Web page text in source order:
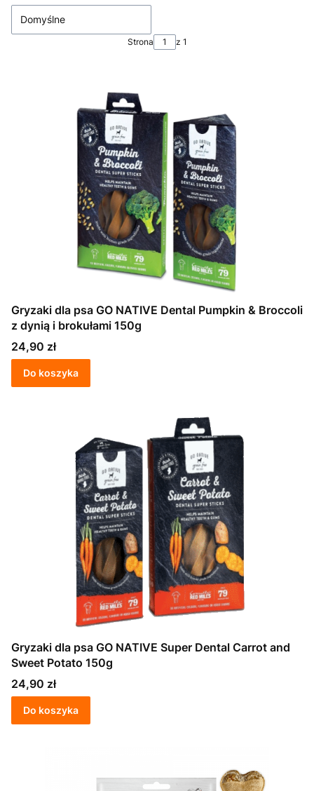
Domyślne
Strona z 1
Gryzaki dla psa GO NATIVE Dental Pumpkin & Broccoli
z dynią i brokułami 150g
Cena
24,90 zł
Do koszyka
Gryzaki dla psa GO NATIVE Super Dental Carrot and
Sweet Potato 150g
Cena
24,90 zł
Do koszyka